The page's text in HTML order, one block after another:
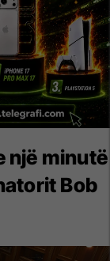
një minutë
Bob